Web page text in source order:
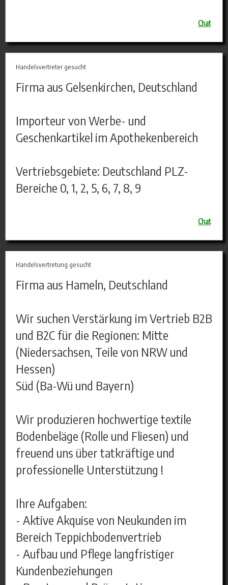
Chat
Handelsvertreter gesucht
Firma aus Gelsenkirchen, Deutschland
Importeur von Werbe- und
Geschenkartikel im Apothekenbereich
Vertriebsgebiete: Deutschland PLZ-
Bereiche 0, 1, 2, 5, 6, 7, 8, 9
Chat
Handelsvertretung gesucht
Firma aus Hameln, Deutschland
Wir suchen Verstärkung im Vertrieb B2B
und B2C für die Regionen: Mitte
(Niedersachsen, Teile von NRW und
Hessen)
Süd (Ba-Wü und Bayern)
Wir produzieren hochwertige textile
Bodenbeläge (Rolle und Fliesen) und
freuend uns über tatkräftige und
professionelle Unterstützung !
Ihre Aufgaben:
- Aktive Akquise von Neukunden im
Bereich Teppichbodenvertrieb
- Aufbau und Pflege langfristiger
Kundenbeziehungen